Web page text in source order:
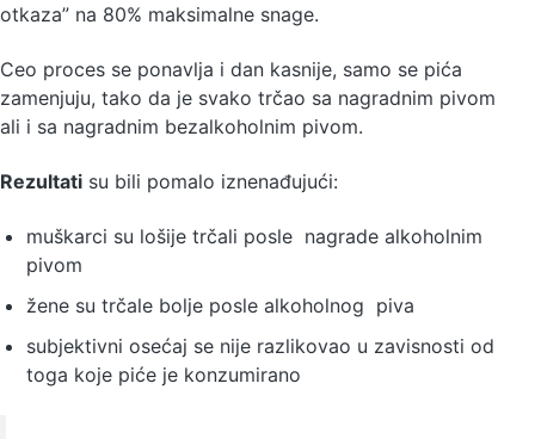
otkaza” na 80% maksimalne snage.
Ceo proces se ponavlja i dan kasnije, samo se pića
zamenjuju, tako da je svako trčao sa nagradnim pivom
ali i sa nagradnim bezalkoholnim pivom.
Rezultati su bili pomalo iznenađujući:
muškarci su lošije trčali posle nagrade alkoholnim
pivom
žene su trčale bolje posle alkoholnog piva
subjektivni osećaj se nije razlikovao u zavisnosti od
toga koje piće je konzumirano